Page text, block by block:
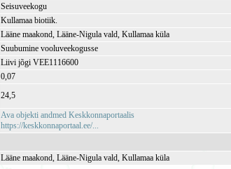
Seisuveekogu
Kullamaa biotiik.
Lääne maakond, Lääne-Nigula vald, Kullamaa küla
Suubumine vooluveekogusse
Liivi jõgi VEE1116600
0,07
24,5
Ava objekti andmed Keskkonnaportaalis
https://keskkonnaportaal.ee/...
Lääne maakond, Lääne-Nigula vald, Kullamaa küla